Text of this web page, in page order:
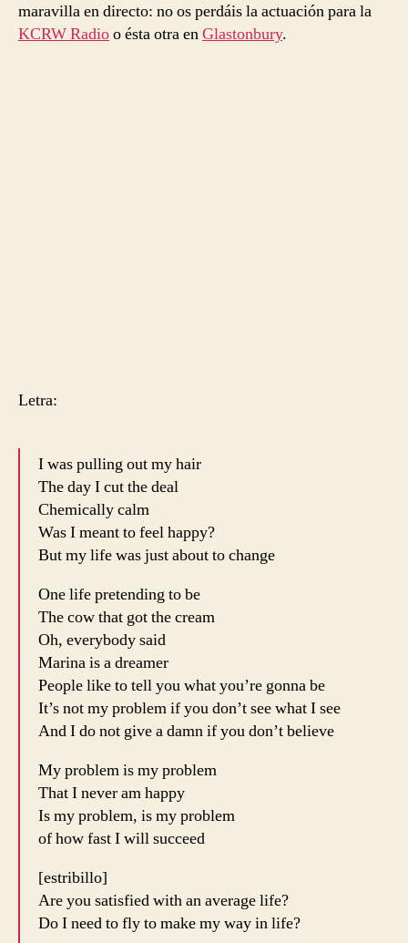
maravilla en directo: no os perdáis la actuación para la
KCRW Radioo ésta otra enGlastonbury.
Letra:
I was pulling out my hair
The day I cut the deal
Chemically calm
Was I meant to feel happy?
But my life was just about to change
One life pretending to be
The cow that got the cream
Oh, everybody said
Marina is a dreamer
People like to tell you what you’re gonna be
It’s not my problem if you don’t see what I see
And I do not give a damn if you don’t believe
My problem is my problem
That I never am happy
Is my problem, is my problem
of how fast I will succeed
[estribillo]
Are you satisfied with an average life?
Do I need to fly to make my way in life?